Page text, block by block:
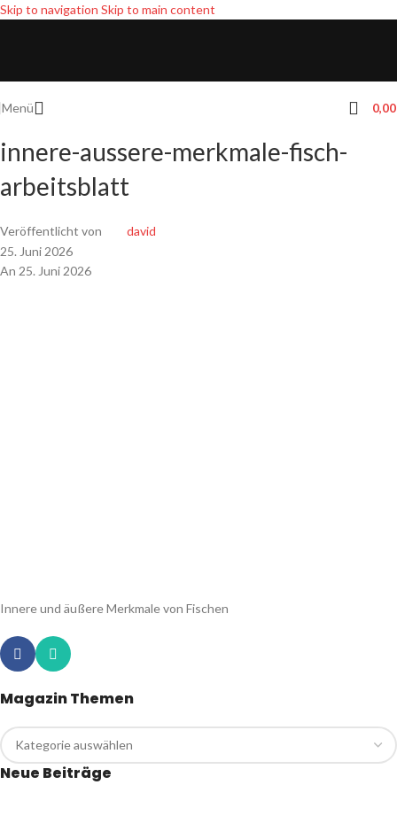
Skip to navigation Skip to main content
Menü
innere-aussere-merkmale-fisch-
arbeitsblatt
Veröffentlicht von
david
25. Juni 2026
An 25. Juni 2026
Innere und äußere Merkmale von Fischen
Magazin Themen
Neue Beiträge